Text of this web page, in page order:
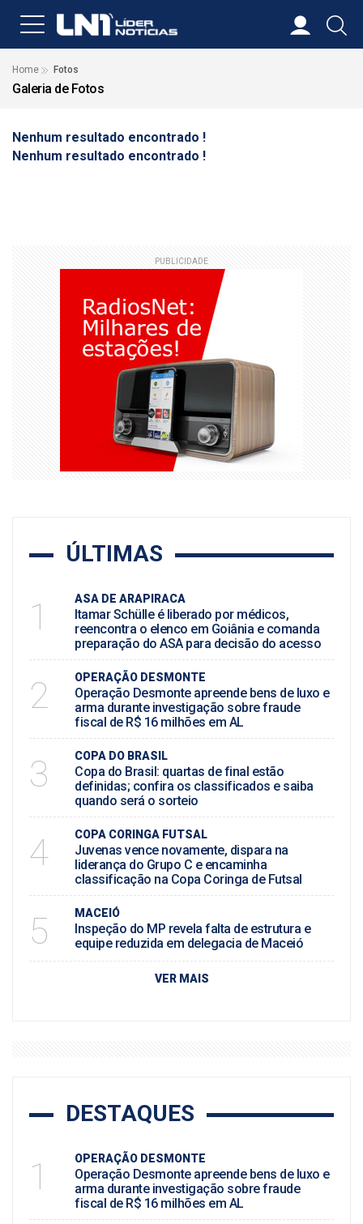
Home Fotos
Galeria de Fotos
Nenhum resultado encontrado !
Nenhum resultado encontrado !
PUBLICIDADE
ÚLTIMAS
1 ASA DE ARAPIRACA
Itamar Schülle é liberado por médicos,
reencontra o elenco em Goiânia e comanda
preparação do ASA para decisão do acesso
2 OPERAÇÃO DESMONTE
Operação Desmonte apreende bens de luxo e
arma durante investigação sobre fraude
fiscal de R$ 16 milhões em AL
3 COPA DO BRASIL
Copa do Brasil: quartas de final estão
definidas; confira os classificados e saiba
quando será o sorteio
4 COPA CORINGA FUTSAL
Juvenas vence novamente, dispara na
liderança do Grupo C e encaminha
classificação na Copa Coringa de Futsal
5 MACEIÓ
Inspeção do MP revela falta de estrutura e
equipe reduzida em delegacia de Maceió
VER MAIS
DESTAQUES
1 OPERAÇÃO DESMONTE
Operação Desmonte apreende bens de luxo e
arma durante investigação sobre fraude
fiscal de R$ 16 milhões em AL